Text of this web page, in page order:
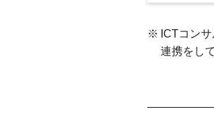
ICTコン
連携をし